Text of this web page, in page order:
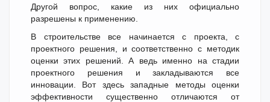
Другой вопрос, какие из них официально
разрешены к применению.
В строительстве все начинается с проекта, с
проектного решения, и соответственно с методик
оценки этих решений. А ведь именно на стадии
проектного решения и закладываются все
инновации. Вот здесь западные методы оценки
эффективности существенно отличаются от